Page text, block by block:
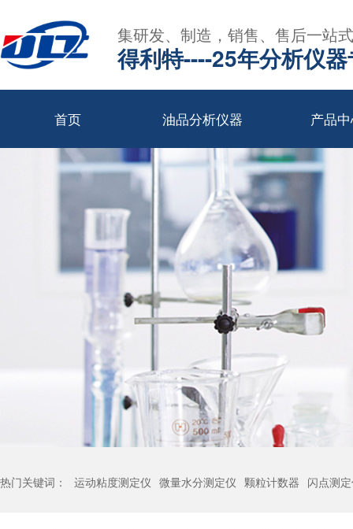
集研发、制造，销售、售后一站
得利特----25年分析仪
首页 油品分析仪器 产品
热门关键词： 运动粘度测定仪 微量水分测定仪 颗粒计数器 闪点测